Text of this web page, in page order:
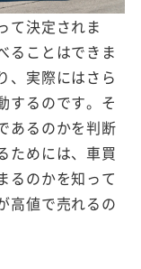
て決定されま
ることはできま
、実際にはさら
するのです。そ
あるのかを判断
ためには、車買
るのかを知って
高値で売れるの